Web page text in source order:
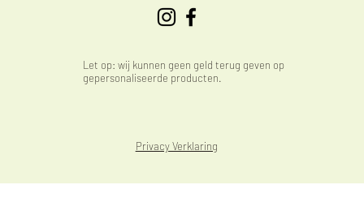
Let op: wij kunnen geen geld terug geven op
gepersonaliseerde producten.
Privacy Verklaring